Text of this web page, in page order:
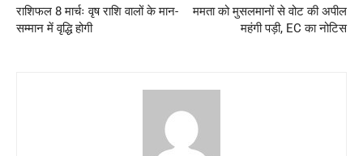
राशिफल 8 मार्चः वृष राशि वालों के मान-
सम्मान में वृद्धि होगी
ममता को मुसलमानों से वोट की अपील
महंगी पड़ी, EC का नोटिस